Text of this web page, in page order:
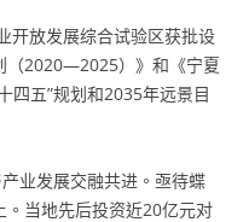
开放发展综合试验区获批设
（2020—2025）》和《宁夏
四五”规划和2035年远景目
业发展交融共进。亟待蝶
当地先后投资近20亿元对